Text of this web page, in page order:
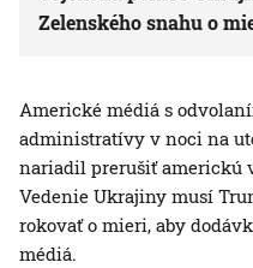
Zelenského snahu o
Americké médiá s
administratívy v noci na
nariadil prerušiť americkú
Vedenie Ukrajiny musí
rokovať o mieri, aby
médiá.